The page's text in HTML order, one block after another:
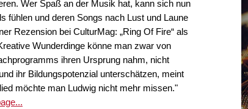
Wer Spaß an der Musik hat, kann sich nun
fühlen und deren Songs nach Lust und Laune
Rezension bei CulturMag: „Ring Of Fire“ als
Wunderdinge könne man zwar von
ihren Ursprung nahm, nicht
ihr Bildungspotenzial unterschätzen, meint
möchte man Ludwig nicht mehr missen."